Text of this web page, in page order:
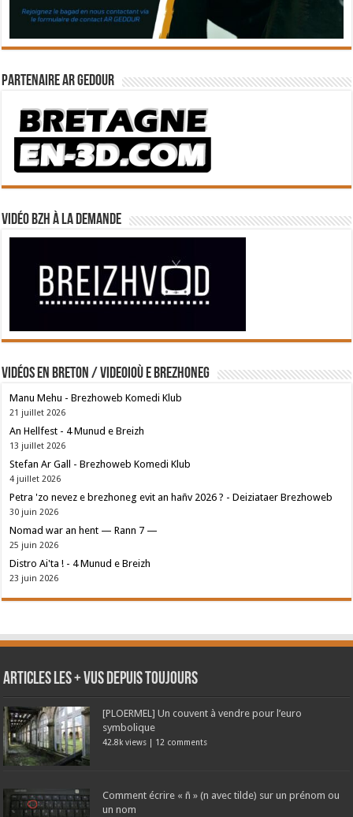
Partenaire Ar Gedour
Vidéo BZH à la demande
Vidéos en breton / Videoioù e brezhoneg
Manu Mehu - Brezhoweb Komedi Klub
21 juillet 2026
An Hellfest - 4 Munud e Breizh
13 juillet 2026
Stefan Ar Gall - Brezhoweb Komedi Klub
4 juillet 2026
Petra 'zo nevez e brezhoneg evit an hañv 2026 ? - Deiziataer Brezhoweb
30 juin 2026
Nomad war an hent — Rann 7 —
25 juin 2026
Distro Ai'ta ! - 4 Munud e Breizh
23 juin 2026
Articles les + vus depuis toujours
[PLOERMEL] Un couvent à vendre pour l’euro
symbolique
42.8k views 12 comments
Comment écrire « ñ » (n avec tilde) sur un prénom ou
un nom